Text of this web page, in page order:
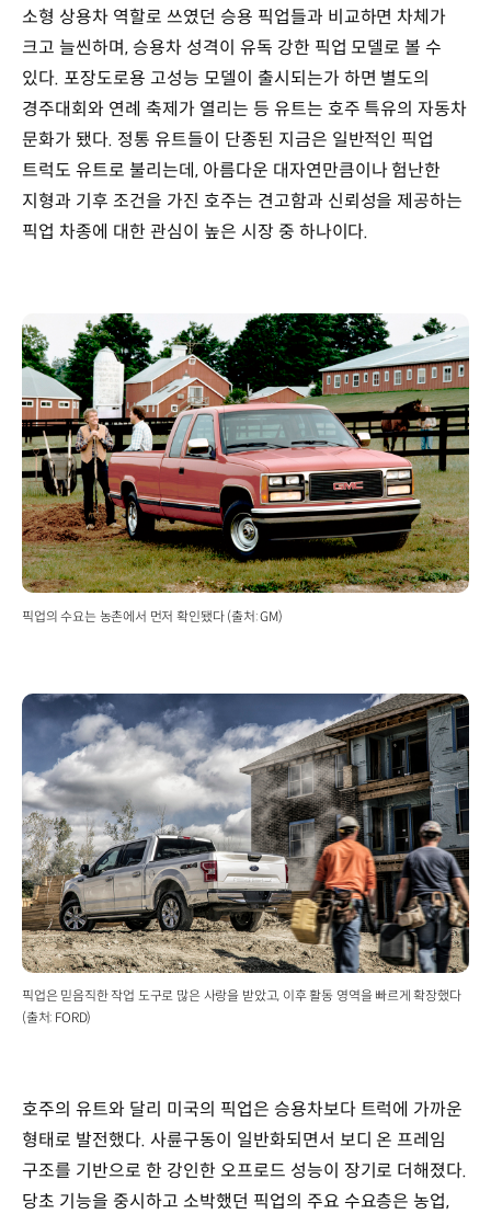
소형 상용차 역할로 쓰였던 승용 픽업들과 비교하면 차체가
크고 늘씬하며, 승용차 성격이 유독 강한 픽업 모델로 볼 수
있다. 포장도로용 고성능 모델이 출시되는가 하면 별도의
경주대회와 연례 축제가 열리는 등 유트는 호주 특유의 자동차
문화가 됐다. 정통 유트들이 단종된 지금은 일반적인 픽업
트럭도 유트로 불리는데, 아름다운 대자연만큼이나 험난한
지형과 기후 조건을 가진 호주는 견고함과 신뢰성을 제공하는
픽업 차종에 대한 관심이 높은 시장 중 하나이다.
픽업의 수요는 농촌에서 먼저 확인됐다 (출처: GM)
픽업은 믿음직한 작업 도구로 많은 사랑을 받았고, 이후 활동 영역을 빠르게 확장했다
(출처: FORD)
호주의 유트와 달리 미국의 픽업은 승용차보다 트럭에 가까운
형태로 발전했다. 사륜구동이 일반화되면서 보디 온 프레임
구조를 기반으로 한 강인한 오프로드 성능이 장기로 더해졌다.
당초 기능을 중시하고 소박했던 픽업의 주요 수요층은 농업,